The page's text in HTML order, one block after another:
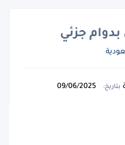
جزئي
بتاريخ: